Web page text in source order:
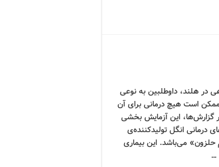
در هلند، داوطلبین به نوعی
است هیچ درمانی برای آن
گزارش‌ها، این آزمایش بخشی
درمانی انگل تولیدکننده‌ی
حلزون» می‌باشد. این بیماری